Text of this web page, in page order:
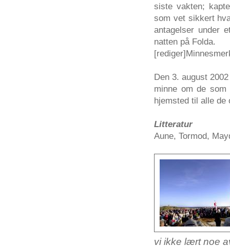
siste vakten;
som vet sikkert
antagelser under
natten på Folda.
Den 3. august
minne om de som
hjemsted til alle de
Litteratur
Aune, Tormod,
vi ikke lært noe